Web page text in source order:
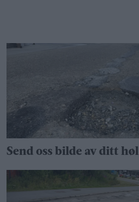
Send oss bilde av ditt høl